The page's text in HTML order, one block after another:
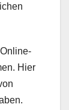
Hier